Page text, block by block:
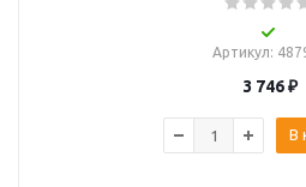
Артикул:
3 746₽
В